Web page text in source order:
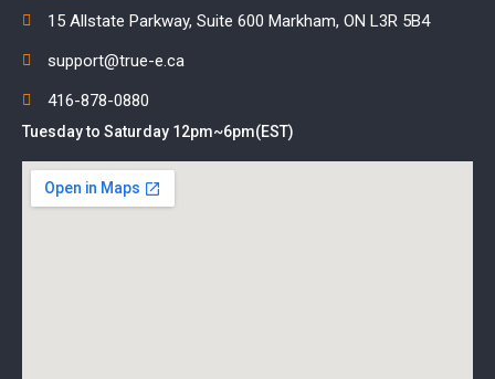
15 Allstate Parkway, Suite 600 Markham, ON L3R 5B4
support@true-e.ca
416-878-0880
Tuesday to Saturday 12pm~6pm(EST)